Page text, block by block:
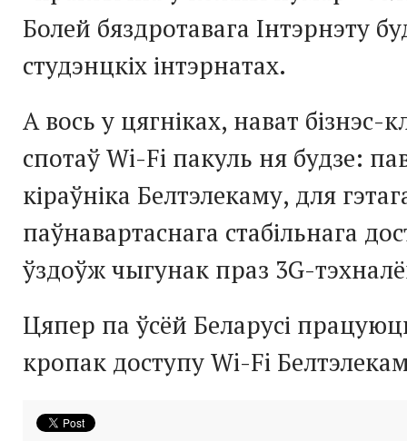
Болей бяздротавага Інтэрнэту
студэнцкіх інтэрнатах.
А вось у цягніках, нават бізнэс-
спотаў Wi-Fi пакуль ня будзе:
кіраўніка Белтэлекаму, для
паўнавартаснага стабільнага
ўздоўж чыгунак праз 3G-
Цяпер па ўсёй Беларусі
кропак доступу Wi-Fi